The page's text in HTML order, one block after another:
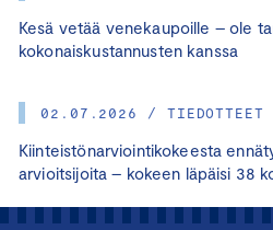
Kesä vetää venekaupoille – ole
kokonaiskustannusten kanssa
02.07.2026 / TIEDOTTEET
Kiinteistönarviointikokeesta
arvioitsijoita – kokeen läpäisi 38